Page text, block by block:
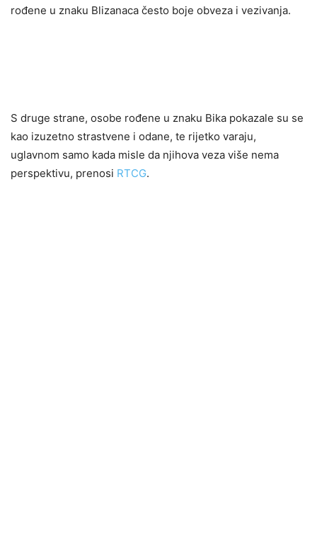
rođene u znaku Blizanaca često boje obveza i vezivanja.
S druge strane, osobe rođene u znaku Bika pokazale su se
kao izuzetno strastvene i odane, te rijetko varaju,
uglavnom samo kada misle da njihova veza više nema
perspektivu, prenosi RTCG.